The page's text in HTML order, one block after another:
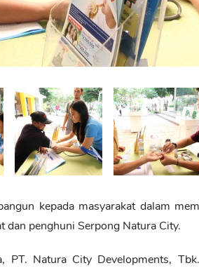
kepada masyarakat dalam
dan penghuni Serpong Natura City.
PT. Natura City Developments,